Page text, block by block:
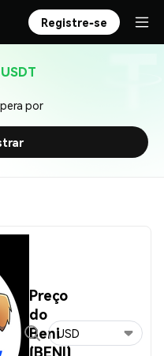
Registre-se
por
Preço
do
Beni
(BENI)
USD